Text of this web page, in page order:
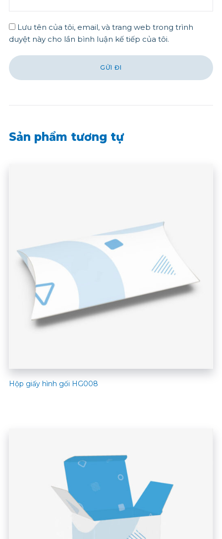
Lưu tên của tôi, email, và trang web trong trình
duyệt này cho lần bình luận kế tiếp của tôi.
Sản phẩm tương tự
Hộp giấy hình gối HG008